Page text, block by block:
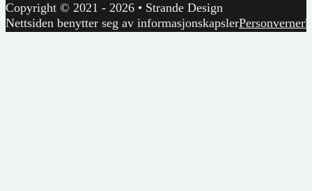
Copyright © 2021 - 2026 • Strande Design
Nettsiden benytter seg av informasjonskapsler